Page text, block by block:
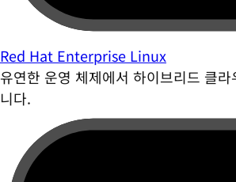
Red Hat Enterprise Linux
유연한 운영 체제에서 하이브리드 클
니다.